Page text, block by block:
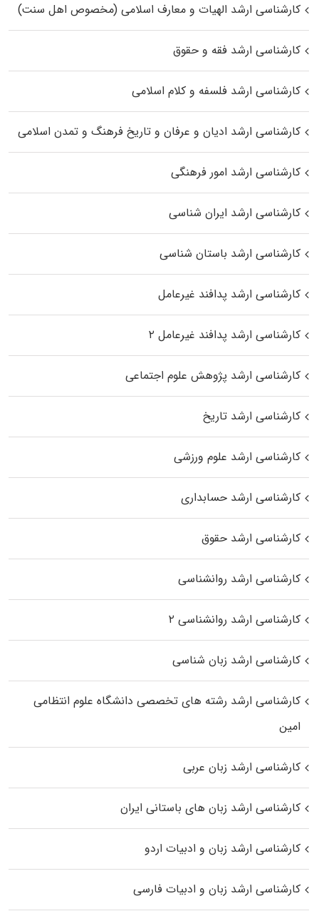
کارشناسی ارشد الهیات و معارف اسلامی (مخصوص اهل سنت)
کارشناسی ارشد فقه و حقوق
کارشناسی ارشد فلسفه و کلام اسلامی
کارشناسی ارشد ادیان و عرفان و تاریخ فرهنگ و تمدن اسلامی
کارشناسی ارشد امور فرهنگی
کارشناسی ارشد ایران شناسی
کارشناسی ارشد باستان شناسی
کارشناسی ارشد پدافند غیرعامل
کارشناسی ارشد پدافند غیرعامل ۲
کارشناسی ارشد پژوهش علوم اجتماعی
کارشناسی ارشد تاریخ
کارشناسی ارشد علوم ورزشی
کارشناسی ارشد حسابداری
کارشناسی ارشد حقوق
کارشناسی ارشد روانشناسی
کارشناسی ارشد روانشناسی ۲
کارشناسی ارشد زبان شناسی
کارشناسی ارشد رﺷﺘﻪ ﻫﺎی تخصصی داﻧﺸﮕﺎه ﻋﻠﻮم انتظامی
اﻣﻴﻦ
کارشناسی ارشد زبان عربی
کارشناسی ارشد زبان‌ های باستانی ایران
کارشناسی ارشد زبان و ادبیات اردو
کارشناسی ارشد زبان و ادبیات فارسی